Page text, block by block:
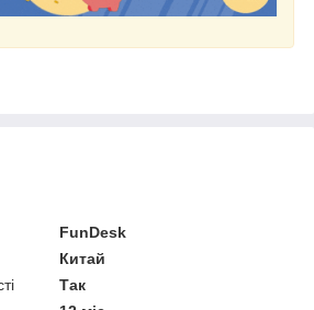
FunDesk
Китай
Так